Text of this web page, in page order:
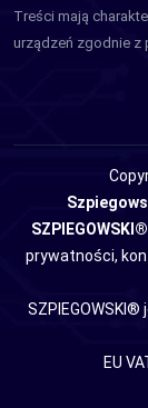
Treści mają
urządzeń zgodnie z
SZPIEGOWSKI®
prywatności,
EU